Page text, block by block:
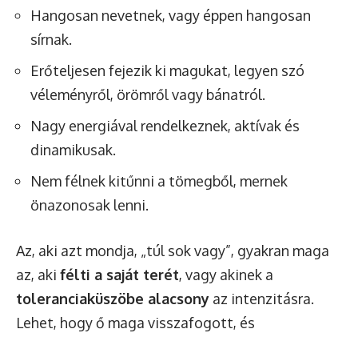
Hangosan nevetnek, vagy éppen hangosan
sírnak.
Erőteljesen fejezik ki magukat, legyen szó
véleményről, örömről vagy bánatról.
Nagy energiával rendelkeznek, aktívak és
dinamikusak.
Nem félnek kitűnni a tömegből, mernek
önazonosak lenni.
Az, aki azt mondja, „túl sok vagy”, gyakran maga
az, aki félti a saját terét, vagy akinek a
toleranciaküszöbe alacsony az intenzitásra.
Lehet, hogy ő maga visszafogott, és